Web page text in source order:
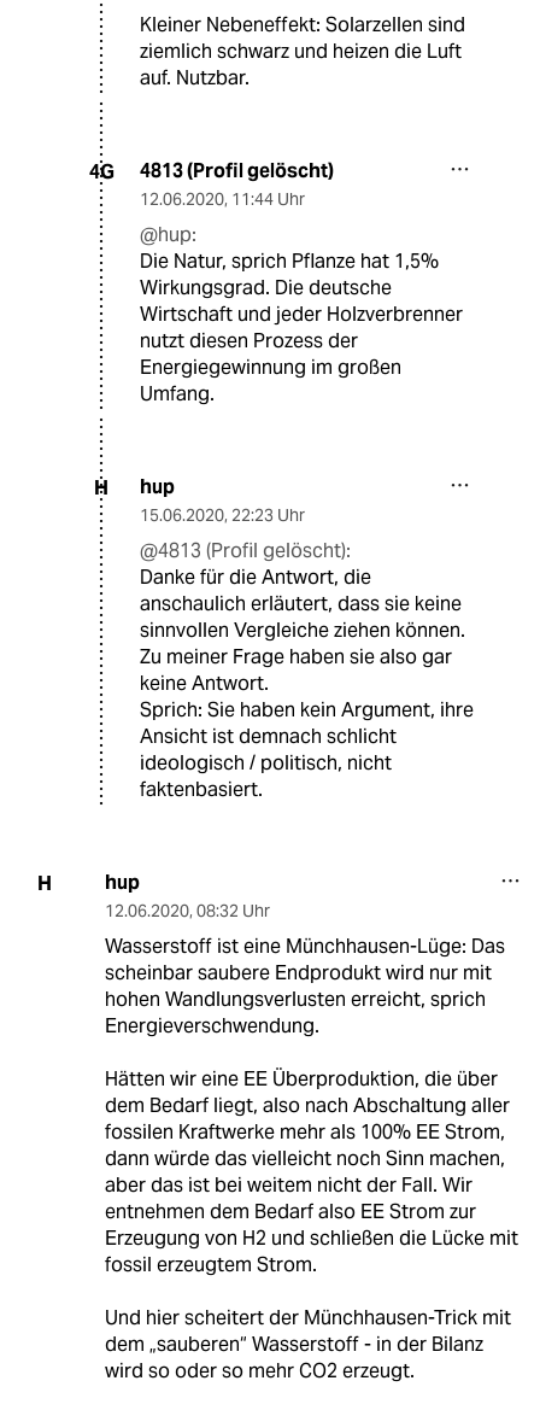
Kleiner Nebeneffekt: Solarzellen sind
ziemlich schwarz und heizen die Luft
auf. Nutzbar.
4G 4813 (Profil gelöscht)
12.06.2020, 11:44 Uhr
@hup:
Die Natur, sprich Pflanze hat 1,5%
Wirkungsgrad. Die deutsche
Wirtschaft und jeder Holzverbrenner
nutzt diesen Prozess der
Energiegewinnung im großen
Umfang.
H hup
15.06.2020, 22:23 Uhr
@4813 (Profil gelöscht):
Danke für die Antwort, die
anschaulich erläutert, dass sie keine
sinnvollen Vergleiche ziehen können.
Zu meiner Frage haben sie also gar
keine Antwort.
Sprich: Sie haben kein Argument, ihre
Ansicht ist demnach schlicht
ideologisch / politisch, nicht
faktenbasiert.
H hup
12.06.2020, 08:32 Uhr
Wasserstoff ist eine Münchhausen-Lüge: Das
scheinbar saubere Endprodukt wird nur mit
hohen Wandlungsverlusten erreicht, sprich
Energieverschwendung.
Hätten wir eine EE Überproduktion, die über
dem Bedarf liegt, also nach Abschaltung aller
fossilen Kraftwerke mehr als 100% EE Strom,
dann würde das vielleicht noch Sinn machen,
aber das ist bei weitem nicht der Fall. Wir
entnehmen dem Bedarf also EE Strom zur
Erzeugung von H2 und schließen die Lücke mit
fossil erzeugtem Strom.
Und hier scheitert der Münchhausen-Trick mit
dem „sauberen“ Wasserstoff - in der Bilanz
wird so oder so mehr CO2 erzeugt.